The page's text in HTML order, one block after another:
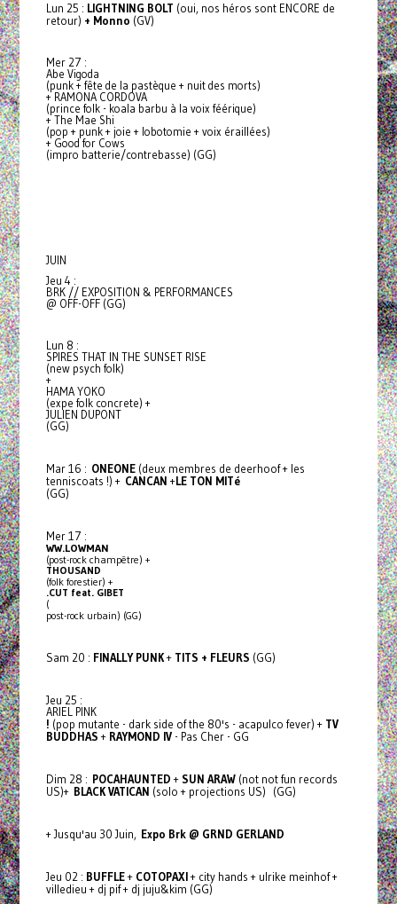
Lun 25 : LIGHTNING BOLT (oui, nos héros sont ENCORE de
retour) + Monno (GV)
Mer 27 :
Abe Vigoda
(punk + fête de la pastèque + nuit des morts)
+ RAMONA CORDOVA
(prince folk - koala barbu à la voix féérique)
+ The Mae Shi
(pop + punk + joie + lobotomie + voix éraillées)
+ Good for Cows
(impro batterie/contrebasse) (GG)
JUIN
Jeu 4 :
BRK // EXPOSITION & PERFORMANCES
@ OFF-OFF (GG)
Lun 8 :
SPIRES THAT IN THE SUNSET RISE
(new psych folk)
+
HAMA YOKO
(expe folk concrete) +
JULIEN DUPONT
(GG)
Mar 16 : ONEONE(deux membres de deerhoof + les
tenniscoats !) + CANCAN+LE TON MITé
(GG)
Mer 17 :
WW.LOWMAN
(post-rock champêtre) +
THOUSAND
(folk forestier) +
.CUT feat. GIBET
(
post-rock urbain) (GG)
Sam 20 : FINALLY PUNK+ TITS + FLEURS (GG)
Jeu 25 :
ARIEL PINK
! (pop mutante - dark side of the 80's - acapulco fever) + TV
BUDDHAS+ RAYMOND IV- Pas Cher - GG
Dim 28 : POCAHAUNTED+SUN ARAW(not not fun records
US)+ BLACK VATICAN (solo + projections US) (GG)
+ Jusqu'au 30 Juin, Expo Brk @ GRND GERLAND
Jeu 02 : BUFFLE+ COTOPAXI+ city hands + ulrike meinhof +
villedieu + dj pif + dj juju&kim (GG)